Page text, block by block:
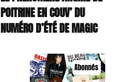
POITRINE EN COUV’ DU
NUMÉRO D’ÉTÉ DE MAGIC
Abonnés